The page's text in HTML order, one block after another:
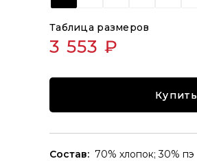
Таблица размеров
3 553 ₽
Купить
Состав: 70% хлопок; 30% пэ